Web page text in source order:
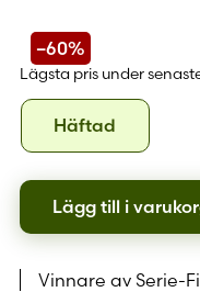
–60%
Lägsta pris under
Format
Häftad
Lägg till i
Vinnare av Serie-